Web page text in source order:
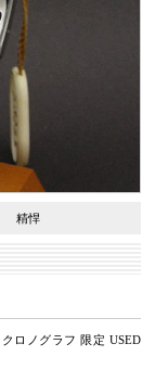
精悍
ロノグラフ 限定 USED